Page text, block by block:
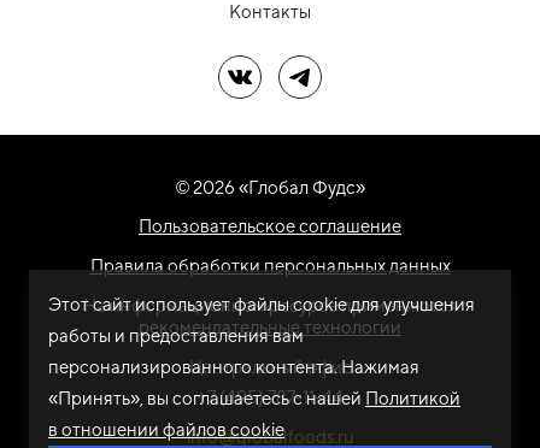
Контакты
Мы в ВКМы в Telegram
© 2026 «Глобал Фудс»
Пользовательское соглашение
Правила обработки персональных данных
На информационном ресурсе применяются
рекомендательные технологии
Центральный офис
+7 (495) 787-11-44
info@globalfoods.ru
Этот сайт использует файлы cookie для улучшения
работы и предоставления вам
персонализированного контента. Нажимая
«Принять», вы соглашаетесь с нашей Политикой
в отношении файлов cookie